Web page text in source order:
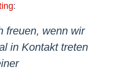
:
freuen, wenn wir
in Kontakt treten